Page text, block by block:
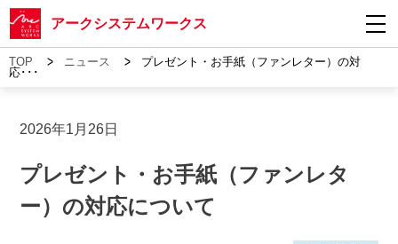
アークシステムワークス
TOP > ニュース >
プレゼント・お手紙（ファンレター）の対
応･･･
2026年1月26日
プレゼント・お手紙（ファンレタ
ー）の対応について